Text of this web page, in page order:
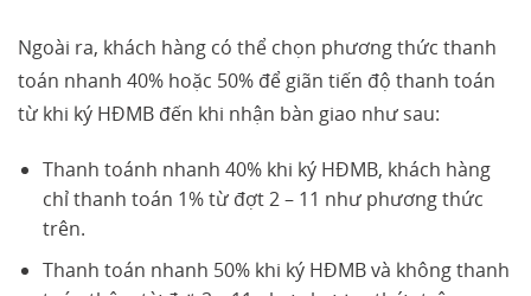
Ngoài ra, khách hàng có thể chọn phương thức thanh
toán nhanh 40% hoặc 50% để giãn tiến độ thanh toán
từ khi ký HĐMB đến khi nhận bàn giao như sau:
Thanh toánh nhanh 40% khi ký HĐMB, khách hàng
chỉ thanh toán 1% từ đợt 2 – 11 như phương thức
trên.
Thanh toán nhanh 50% khi ký HĐMB và không thanh